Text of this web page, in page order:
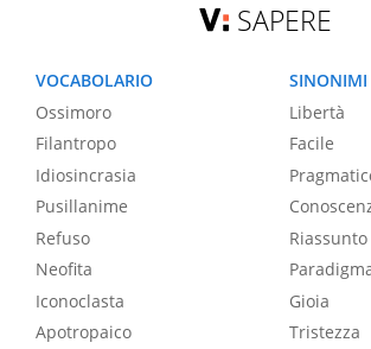
SAPERE
VOCABOLARIO
Ossimoro
Filantropo
Idiosincrasia
Pusillanime
Refuso
Neofita
Iconoclasta
Apotropaico
SINONIMI
Libertà
Facile
Riassunto
Gioia
Tristezza